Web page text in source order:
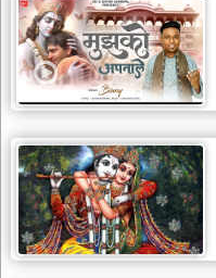
बावा
लाल
दयाल
भजन
bawa
lal
bhajans
शनि
देव
भजन
shani
dev